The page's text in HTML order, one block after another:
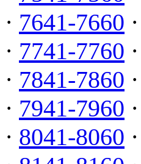
· 7641-7660 ·
· 7741-7760 ·
· 7841-7860 ·
· 7941-7960 ·
· 8041-8060 ·